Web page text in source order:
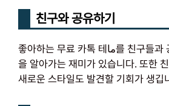
친구와 공유하기
좋아하는 무료 카톡 테ما를 친구들과 공유하면 서로의 취향
을 알아가는 재미가 있습니다. 또한
새로운 스타일도 발견할 기회가 생깁